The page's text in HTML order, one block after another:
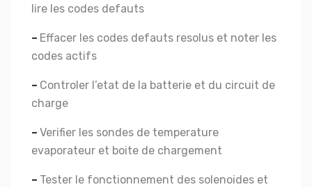
lire les codes defauts
– Effacer les codes defauts resolus et noter les
codes actifs
– Controler l’etat de la batterie et du circuit de
charge
– Verifier les sondes de temperature
evaporateur et boite de chargement
– Tester le fonctionnement des solenoides et